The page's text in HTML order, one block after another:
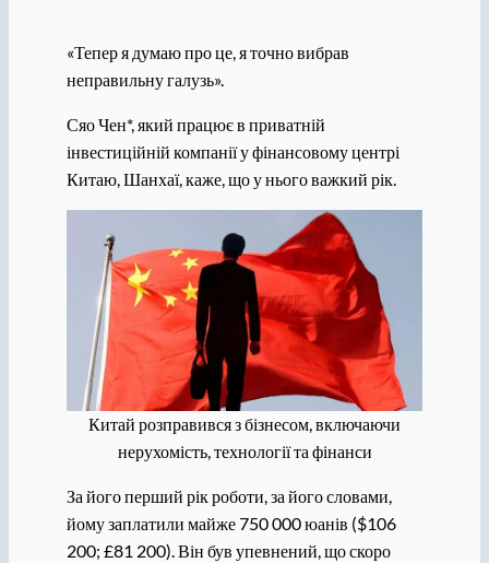
«Тепер я думаю про це, я точно вибрав
неправильну галузь».
Сяо Чен*, який працює в приватній
інвестиційній компанії у фінансовому центрі
Китаю, Шанхаї, каже, що у нього важкий рік.
Китай розправився з бізнесом, включаючи
нерухомість, технології та фінанси
За його перший рік роботи, за його словами,
йому заплатили майже 750 000 юанів ($106
200; £81 200). Він був упевнений, що скоро